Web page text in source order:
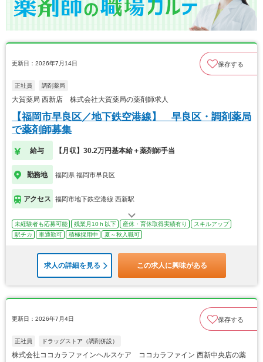
更新日：2026年7月14日 保存する
正社員 調剤薬局
大賀薬局 西新店 株式会社大賀薬局の薬剤師求人
【福岡市早良区／地下鉄空港線】 早良区・調剤薬局
で薬剤師募集
給与 【月収】30.2万円基本給＋薬剤師手当
勤務地 福岡県 福岡市早良区
アクセス 福岡市地下鉄空港線 西新駅
未経験者も応募可能 残業月10ｈ以下 産休・育休取得実績有り
スキルアップ
駅チカ
車通勤可 積極採用中 夏～秋入職可
求人の詳細を見る この求人に興味がある
更新日：2026年7月4日 保存する
正社員 ドラッグストア（調剤併設）
株式会社ココカラファインヘルスケア ココカラファイン 西新中央店の薬